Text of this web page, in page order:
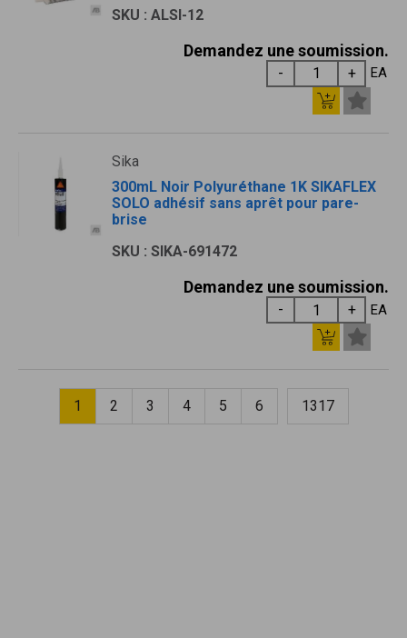
SKU : ALSI-12
Demandez une soumission.
EA
Sika
300mL Noir Polyuréthane 1K SIKAFLEX
SOLO adhésif sans aprêt pour pare-
brise
SKU : SIKA-691472
Demandez une soumission.
EA
1 2 3 4 5 6 1317